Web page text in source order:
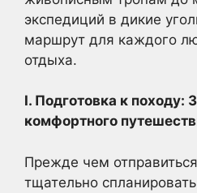
экспедиций в дикие
маршрут для каждого
отдыха.
I. Подготовка к походу:
комфортного
Прежде чем
тщательно